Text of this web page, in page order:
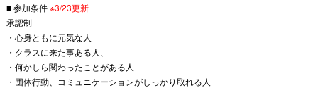
■ 参加条件※3/23更新
承認制
・心身ともに元気な人
・クラスに来た事ある人、
・何かしら関わったことがある人
・団体行動、コミュニケーションがしっかり取れる人